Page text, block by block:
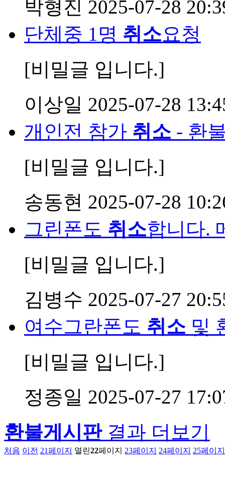
박형진 2025-07-28
단체중 1명 취소요청
[비밀글 입니다.]
이상일 2025-07-28
개인전 참가 취소 - 환
[비밀글 입니다.]
송동현 2025-07-28
그린폰도 취소합니다.
[비밀글 입니다.]
김병수 2025-07-27
여수그란폰도 취소 및
[비밀글 입니다.]
정종일 2025-07-27
환불게시판결과 더보기
처음 이전 21페이지 열린22페이지 23페이지 24페이지 25페이지